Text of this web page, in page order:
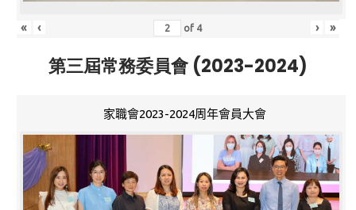
« ‹ of 4 › »
第三屆常務委員會 (2023-2024)
家職會2023-2024周年會員大會